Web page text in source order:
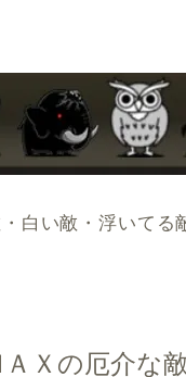
白い敵・浮いてる
ＡＸの厄介な